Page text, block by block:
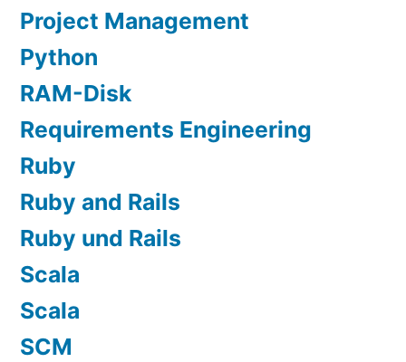
Project Management
Python
RAM-Disk
Requirements Engineering
Ruby
Ruby and Rails
Ruby und Rails
Scala
Scala
SCM